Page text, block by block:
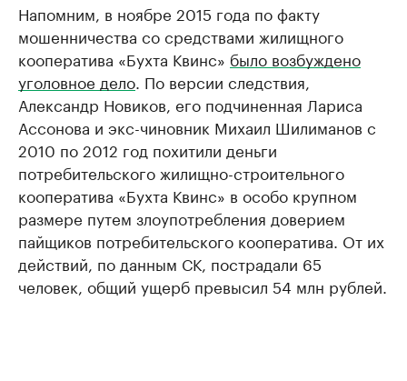
Напомним, в ноябре 2015 года по факту
мошенничества со средствами жилищного
кооператива «Бухта Квинс» было возбуждено
уголовное дело. По версии следствия,
Александр Новиков, его подчиненная Лариса
Ассонова и экс-чиновник Михаил Шилиманов с
2010 по 2012 год похитили деньги
потребительского жилищно-строительного
кооператива «Бухта Квинс» в особо крупном
размере путем злоупотребления доверием
пайщиков потребительского кооператива. От их
действий, по данным СК, пострадали 65
человек, общий ущерб превысил 54 млн рублей.